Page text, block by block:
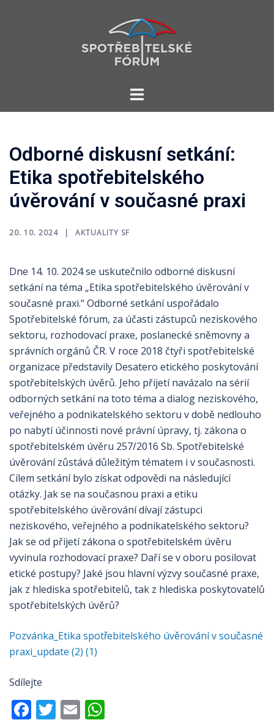
Toggle
Odborné diskusní setkání:
Etika spotřebitelského
úvěrování v současné praxi
20. 10. 2024 AKTUALITY SF
Dne 14. 10. 2024 se uskutečnilo odborné diskusní
setkání na téma „Etika spotřebitelského úvěrování v
současné praxi.“ Odborné setkání uspořádalo
Spotřebitelské fórum, za účasti zástupců neziskového
sektoru, rozhodovací praxe, poslanecké sněmovny a
správních orgánů ČR. V roce 2018 čtyři spotřebitelské
organizace představily Desatero etického poskytování
spotřebitelských úvěrů. Jeho přijetí navázalo na sérií
odborných setkání na toto téma a dialog neziskového,
veřejného a podnikatelského sektoru v době nedlouho
po nabytí účinnosti nové právní úpravy, tj. zákona o
spotřebitelském úvěru 257/2016 Sb. Spotřebitelské
úvěrování zůstává důležitým tématem i v současnosti.
Cílem setkání bylo získat odpovědi na následující
otázky. Jak se na současnou praxi a etiku
spotřebitelského úvěrování dívají zástupci
neziskového, veřejného a podnikatelského sektoru?
Jak se od přijetí zákona o spotřebitelském úvěru
vyvinula rozhodovací praxe? Daří se v oboru posilovat
etické postupy? Jaké jsou hlavní výzvy současné praxe,
jak z hlediska spotřebitelů, tak z hlediska poskytovatelů
spotřebitelských úvěrů?
Pozvánka_Etika spotřebitelského úvěrování v současné
praxi_update (2) (1)
Sdílejte
Facebook
Twitter
Email